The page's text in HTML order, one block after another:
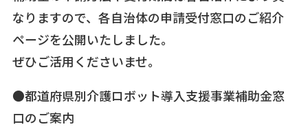
なりますので、各自治体の申請受付窓口のご紹介
ページを公開いたしました。
ぜひご活用くださいませ。
●都道府県別介護ロボット導入支援事業補助金窓
口のご案内